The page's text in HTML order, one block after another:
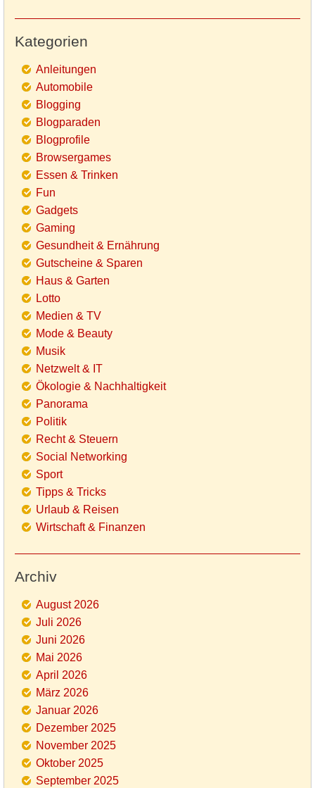
Kategorien
Anleitungen
Automobile
Blogging
Blogparaden
Blogprofile
Browsergames
Essen & Trinken
Fun
Gadgets
Gaming
Gesundheit & Ernährung
Gutscheine & Sparen
Haus & Garten
Lotto
Medien & TV
Mode & Beauty
Musik
Netzwelt & IT
Ökologie & Nachhaltigkeit
Panorama
Politik
Recht & Steuern
Social Networking
Sport
Tipps & Tricks
Urlaub & Reisen
Wirtschaft & Finanzen
Archiv
August 2026
Juli 2026
Juni 2026
Mai 2026
April 2026
März 2026
Januar 2026
Dezember 2025
November 2025
Oktober 2025
September 2025